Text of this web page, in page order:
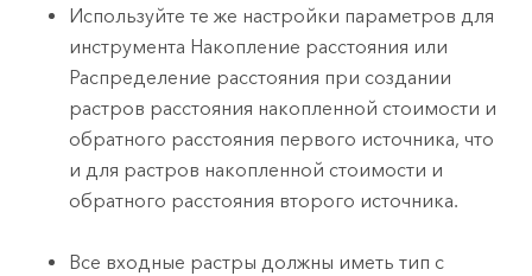
Используйте те же настройки параметров для
инструмента Накопление расстояния или
Распределение расстояния при создании
растров расстояния накопленной стоимости и
обратного расстояния первого источника, что
и для растров накопленной стоимости и
обратного расстояния второго источника.
Все входные растры должны иметь тип с